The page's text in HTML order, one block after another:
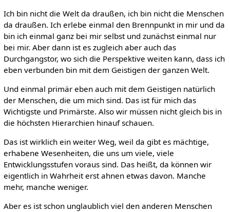
Ich bin nicht die Welt da draußen, ich bin nicht die Menschen
da draußen. Ich erlebe einmal den Brennpunkt in mir und da
bin ich einmal ganz bei mir selbst und zunächst einmal nur
bei mir. Aber dann ist es zugleich aber auch das
Durchgangstor, wo sich die Perspektive weiten kann, dass ich
eben verbunden bin mit dem Geistigen der ganzen Welt.
Und einmal primär eben auch mit dem Geistigen natürlich
der Menschen, die um mich sind. Das ist für mich das
Wichtigste und Primärste. Also wir müssen nicht gleich bis in
die höchsten Hierarchien hinauf schauen.
Das ist wirklich ein weiter Weg, weil da gibt es mächtige,
erhabene Wesenheiten, die uns um viele, viele
Entwicklungsstufen voraus sind. Das heißt, da können wir
eigentlich in Wahrheit erst ahnen etwas davon. Manche
mehr, manche weniger.
Aber es ist schon unglaublich viel den anderen Menschen